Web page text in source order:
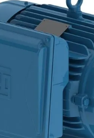
8º
ventilador
9º
roçadeira
10º climatizador